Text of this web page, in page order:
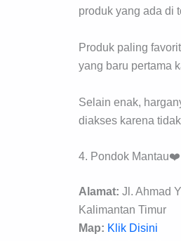
produk yang ada di
Produk paling
yang baru pertama
Selain enak,
diakses karena
4. Pondok Mantau❤️
Alamat: Jl. Ahmad
Kalimantan Timur
Map: Klik Disini